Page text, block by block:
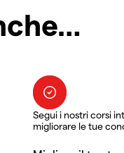
Segui i nostri corsi
migliorare le tue